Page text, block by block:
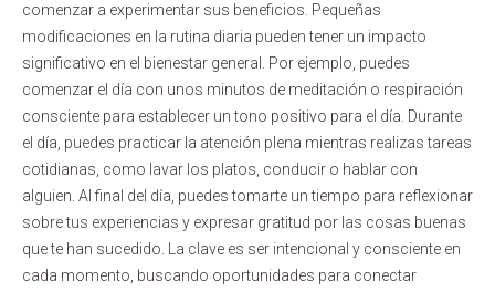
comenzar a experimentar sus beneficios. Pequeñas
modificaciones en la rutina diaria pueden tener un impacto
significativo en el bienestar general. Por ejemplo, puedes
comenzar el día con unos minutos de meditación o respiración
consciente para establecer un tono positivo para el día. Durante
el día, puedes practicar la atención plena mientras realizas tareas
cotidianas, como lavar los platos, conducir o hablar con
alguien. Al final del día, puedes tomarte un tiempo para reflexionar
sobre tus experiencias y expresar gratitud por las cosas buenas
que te han sucedido. La clave es ser intencional y consciente en
cada momento, buscando oportunidades para conectar